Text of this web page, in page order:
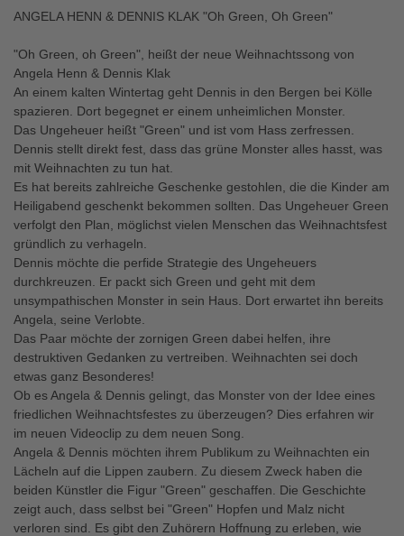
ANGELA HENN & DENNIS KLAK "Oh Green, Oh Green"
"Oh Green, oh Green", heißt der neue Weihnachtssong von
Angela Henn & Dennis Klak
An einem kalten Wintertag geht Dennis in den Bergen bei Kölle
spazieren. Dort begegnet er einem unheimlichen Monster.
Das Ungeheuer heißt "Green" und ist vom Hass zerfressen.
Dennis stellt direkt fest, dass das grüne Monster alles hasst, was
mit Weihnachten zu tun hat.
Es hat bereits zahlreiche Geschenke gestohlen, die die Kinder am
Heiligabend geschenkt bekommen sollten. Das Ungeheuer Green
verfolgt den Plan, möglichst vielen Menschen das Weihnachtsfest
gründlich zu verhageln.
Dennis möchte die perfide Strategie des Ungeheuers
durchkreuzen. Er packt sich Green und geht mit dem
unsympathischen Monster in sein Haus. Dort erwartet ihn bereits
Angela, seine Verlobte.
Das Paar möchte der zornigen Green dabei helfen, ihre
destruktiven Gedanken zu vertreiben. Weihnachten sei doch
etwas ganz Besonderes!
Ob es Angela & Dennis gelingt, das Monster von der Idee eines
friedlichen Weihnachtsfestes zu überzeugen? Dies erfahren wir
im neuen Videoclip zu dem neuen Song.
Angela & Dennis möchten ihrem Publikum zu Weihnachten ein
Lächeln auf die Lippen zaubern. Zu diesem Zweck haben die
beiden Künstler die Figur "Green" geschaffen. Die Geschichte
zeigt auch, dass selbst bei "Green" Hopfen und Malz nicht
verloren sind. Es gibt den Zuhörern Hoffnung zu erleben, wie